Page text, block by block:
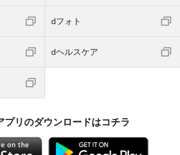
dフォト
dヘルスケア
プリのダウンロードはコチラ